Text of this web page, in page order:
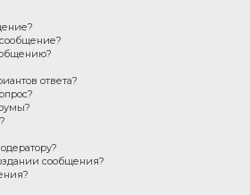
ответа?
сообщения?